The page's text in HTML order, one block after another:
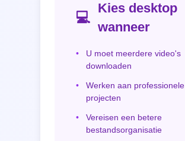
💻
Kies desktop
wanneer
•
U moet meerdere video's
downloaden
•
Werken aan professionele
projecten
•
Vereisen een betere
bestandsorganisatie